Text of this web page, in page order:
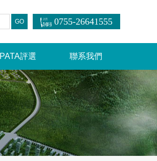
0755-26641555
PATA評選 聯系我們